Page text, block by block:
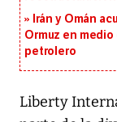
Irán y Omán
Ormuz en
petrolero
Liberty